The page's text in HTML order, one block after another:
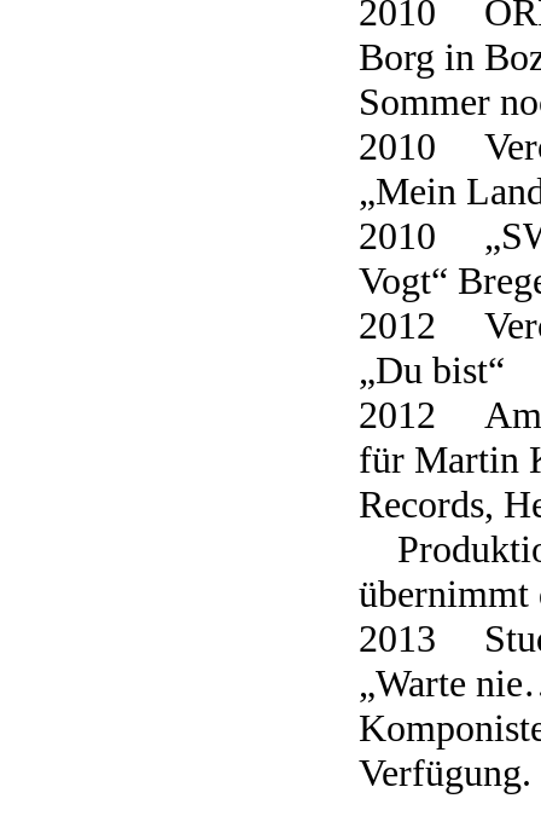
2010
Borg in
Sommer
2010
„Mein
2010
Vogt“
2012
„Du bist“
2012 Am
für Martin
Records,
übernimmt
2013
„Warte
Verfügung.